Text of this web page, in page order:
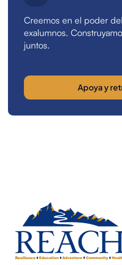
Creemos en el poder
exalumnos.
juntos.
Apoya y